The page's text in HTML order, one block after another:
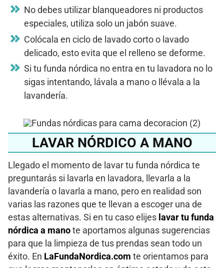
No debes utilizar blanqueadores ni productos
especiales, utiliza solo un jabón suave.
Colócala en ciclo de lavado corto o lavado
delicado, esto evita que el relleno se deforme.
Si tu funda nórdica no entra en tu lavadora no lo
sigas intentando, lávala a mano o llévala a la
lavandería.
LAVAR NÓRDICO A MANO
Llegado el momento de lavar tu funda nórdica te
preguntarás si lavarla en lavadora, llevarla a la
lavandería o lavarla a mano, pero en realidad son
varias las razones que te llevan a escoger una de
estas alternativas. Si en tu caso elijes lavar tu funda
nórdica a mano te aportamos algunas sugerencias
para que la limpieza de tus prendas sean todo un
éxito. En LaFundaNordica.com te orientamos para